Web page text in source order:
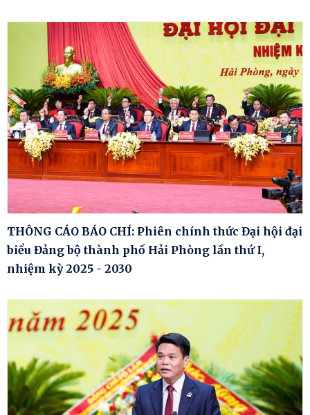
THÔNG CÁO BÁO CHÍ: Phiên chính thức Đại hội đại
biểu Đảng bộ thành phố Hải Phòng lần thứ I,
nhiệm kỳ 2025 - 2030